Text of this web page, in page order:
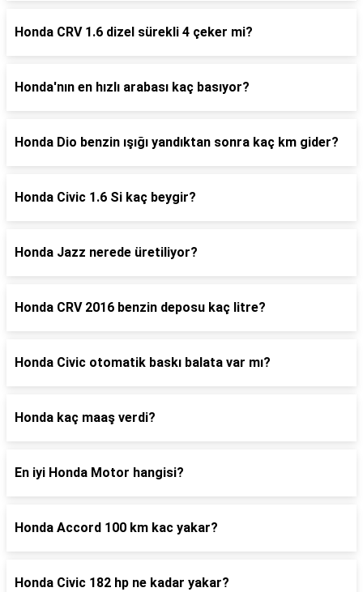
Honda CRV 1.6 dizel sürekli 4 çeker mi?
Honda'nın en hızlı arabası kaç basıyor?
Honda Dio benzin ışığı yandıktan sonra kaç km gider?
Honda Civic 1.6 Si kaç beygir?
Honda Jazz nerede üretiliyor?
Honda CRV 2016 benzin deposu kaç litre?
Honda Civic otomatik baskı balata var mı?
Honda kaç maaş verdi?
En iyi Honda Motor hangisi?
Honda Accord 100 km kac yakar?
Honda Civic 182 hp ne kadar yakar?